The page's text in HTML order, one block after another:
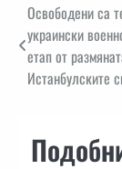
Навигация
Освободени са
украински
етап от
Истанбулските